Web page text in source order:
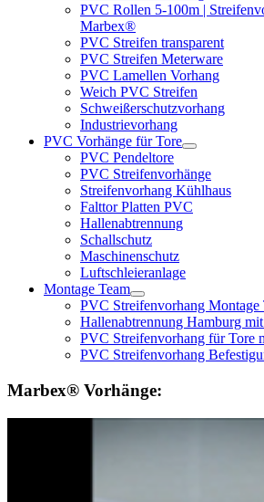
PVC Rollen 5-100m |
Marbex®
PVC Streifen transparent
PVC Streifen Meterware
PVC Lamellen Vorhang
Weich PVC Streifen
Schweißerschutzvorhang
Industrievorhang
PVC Vorhänge für Tore
PVC Pendeltore
PVC Streifenvorhänge
Streifenvorhang Kühlhaus
Falttor Platten PVC
Hallenabtrennung
Schallschutz
Maschinenschutz
Luftschleieranlage
Montage Team
PVC Streifenvorhang Montage
Hallenabtrennung Hamburg
PVC Streifenvorhang für Tore
PVC Streifenvorhang
Marbex® Vorhänge: